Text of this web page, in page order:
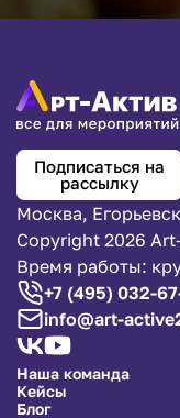
Подписаться на
рассылку
Москва,
Copyright 2026
Время работы:
+7 (495) 032-
info@art-
Наша команда
Кейсы
Блог